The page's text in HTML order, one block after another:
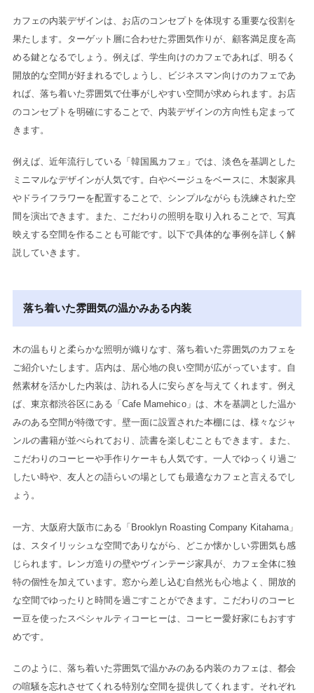
カフェの内装デザインは、お店のコンセプトを体現する重要な役割を
果たします。ターゲット層に合わせた雰囲気作りが、顧客満足度を高
める鍵となるでしょう。例えば、学生向けのカフェであれば、明るく
開放的な空間が好まれるでしょうし、ビジネスマン向けのカフェであ
れば、落ち着いた雰囲気で仕事がしやすい空間が求められます。お店
のコンセプトを明確にすることで、内装デザインの方向性も定まって
きます。
例えば、近年流行している「韓国風カフェ」では、淡色を基調とした
ミニマルなデザインが人気です。白やベージュをベースに、木製家具
やドライフラワーを配置することで、シンプルながらも洗練された空
間を演出できます。また、こだわりの照明を取り入れることで、写真
映えする空間を作ることも可能です。以下で具体的な事例を詳しく解
説していきます。
落ち着いた雰囲気の温かみある内装
木の温もりと柔らかな照明が織りなす、落ち着いた雰囲気のカフェを
ご紹介いたします。店内は、居心地の良い空間が広がっています。自
然素材を活かした内装は、訪れる人に安らぎを与えてくれます。例え
ば、東京都渋谷区にある「Cafe Mamehico」は、木を基調とした温か
みのある空間が特徴です。壁一面に設置された本棚には、様々なジャ
ンルの書籍が並べられており、読書を楽しむこともできます。また、
こだわりのコーヒーや手作りケーキも人気です。一人でゆっくり過ご
したい時や、友人との語らいの場としても最適なカフェと言えるでし
ょう。
一方、大阪府大阪市にある「Brooklyn Roasting Company Kitahama」
は、スタイリッシュな空間でありながら、どこか懐かしい雰囲気も感
じられます。レンガ造りの壁やヴィンテージ家具が、カフェ全体に独
特の個性を加えています。窓から差し込む自然光も心地よく、開放的
な空間でゆったりと時間を過ごすことができます。こだわりのコーヒ
ー豆を使ったスペシャルティコーヒーは、コーヒー愛好家にもおすす
めです。
このように、落ち着いた雰囲気で温かみのある内装のカフェは、都会
の喧騒を忘れさせてくれる特別な空間を提供してくれます。それぞれ